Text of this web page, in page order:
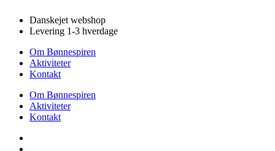
indhold
Danskejet webshop
Levering 1-3 hverdage
Om Bønnespiren
Aktiviteter
Kontakt
Om Bønnespiren
Aktiviteter
Kontakt